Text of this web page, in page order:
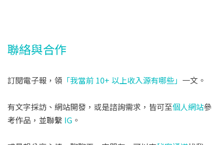
聯絡與合作
訂閱電子報，領 「我當前 10+ 以上收入源有哪些」 一文。
有文字採訪、網站開發，或是諮詢需求，皆可至個人網站參
考作品，並聯繫 IG 。